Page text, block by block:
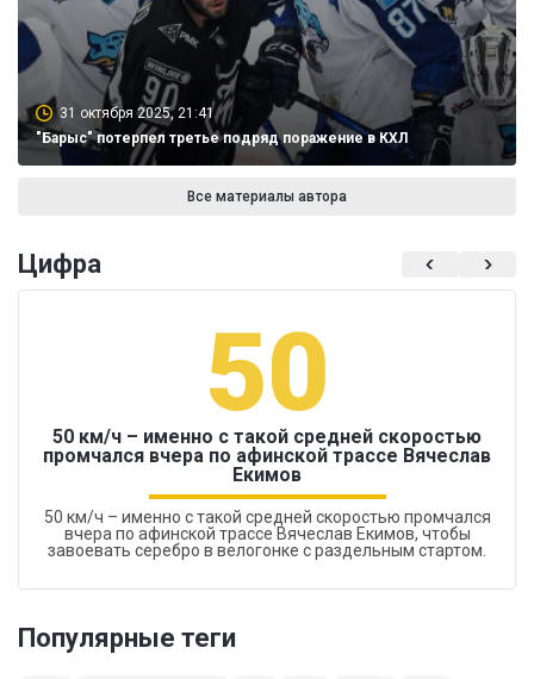
31 октября 2025, 21:41
"Барыс" потерпел третье подряд поражение в КХЛ
Все материалы автора
Цифра
50
50 км/ч – именно с такой средней скоростью
промчался вчера по афинской трассе Вячеслав
Екимов
50 км/ч – именно с такой средней скоростью промчался
вчера по афинской трассе Вячеслав Екимов, чтобы
завоевать серебро в велогонке с раздельным стартом.
Популярные теги